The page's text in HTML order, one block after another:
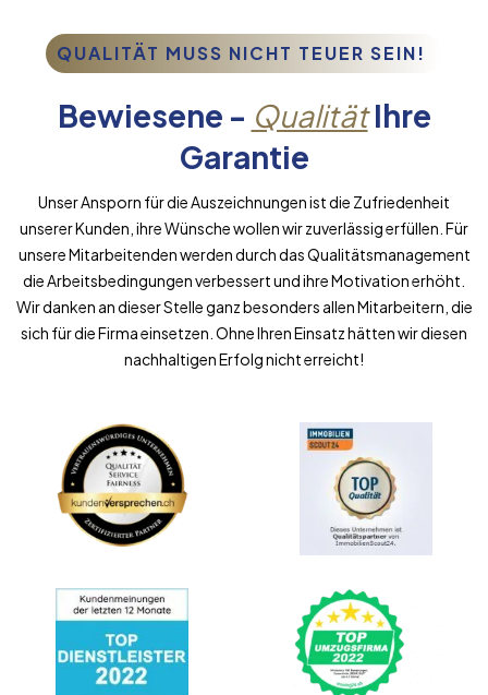
QUALITÄT MUSS NICHT TEUER SEIN!
Bewiesene - QualitätIhre
Garantie
Unser Ansporn für die Auszeichnungen ist die Zufriedenheit
unserer Kunden, ihre Wünsche wollen wir zuverlässig erfüllen. Für
unsere Mitarbeitenden werden durch das Qualitätsmanagement
die Arbeitsbedingungen verbessert und ihre Motivation erhöht.
Wir danken an dieser Stelle ganz besonders allen Mitarbeitern, die
sich für die Firma einsetzen. Ohne Ihren Einsatz hätten wir diesen
nachhaltigen Erfolg nicht erreicht!